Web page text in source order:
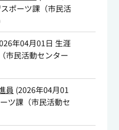
ポーツ課（市民活
年04月01日 生涯
市民活動センター
員 (2026年04月01
ツ課（市民活動セ